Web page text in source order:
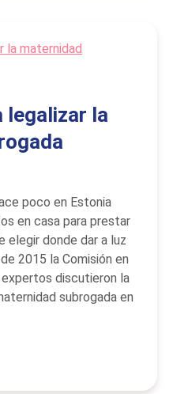
legalizar la
poco en Estonia
en casa para prestar
elegir donde dar a luz
2015 la Comisión en
discutieron la
subrogada en